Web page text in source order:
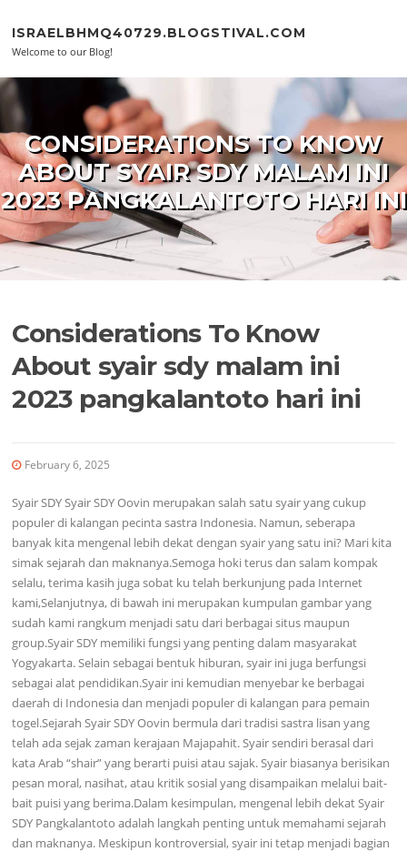
ISRAELBHMQ40729.BLOGSTIVAL.COM
Welcome to our Blog!
CONSIDERATIONS TO KNOW
ABOUT SYAIR SDY MALAM INI
2023 PANGKALANTOTO HARI INI
Considerations To Know
About syair sdy malam ini
2023 pangkalantoto hari ini
February 6, 2025
Syair SDY Syair SDY Oovin merupakan salah satu syair yang cukup
populer di kalangan pecinta sastra Indonesia. Namun, seberapa
banyak kita mengenal lebih dekat dengan syair yang satu ini? Mari kita
simak sejarah dan maknanya.Semoga hoki terus dan salam kompak
selalu, terima kasih juga sobat ku telah berkunjung pada Internet
kami,Selanjutnya, di bawah ini merupakan kumpulan gambar yang
sudah kami rangkum menjadi satu dari berbagai situs maupun
group.Syair SDY memiliki fungsi yang penting dalam masyarakat
Yogyakarta. Selain sebagai bentuk hiburan, syair ini juga berfungsi
sebagai alat pendidikan.Syair ini kemudian menyebar ke berbagai
daerah di Indonesia dan menjadi populer di kalangan para pemain
togel.Sejarah Syair SDY Oovin bermula dari tradisi sastra lisan yang
telah ada sejak zaman kerajaan Majapahit. Syair sendiri berasal dari
kata Arab “shair” yang berarti puisi atau sajak. Syair biasanya berisikan
pesan moral, nasihat, atau kritik sosial yang disampaikan melalui bait-
bait puisi yang berima.Dalam kesimpulan, mengenal lebih dekat Syair
SDY Pangkalantoto adalah langkah penting untuk memahami sejarah
dan maknanya. Meskipun kontroversial, syair ini tetap menjadi bagian